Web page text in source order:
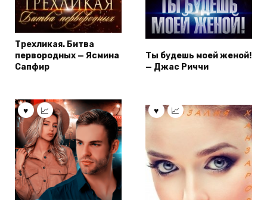
Трехликая. Битва
первородных — Ясмина
Сапфир
Ты будешь моей женой!
— Джас Риччи